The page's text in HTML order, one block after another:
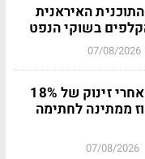
82 דולר: התוכנית האיראנית
בשוקי הנפט
07/08/2026
ברנט סביב 82 דולר אחרי זינוק של 18%
ממתינה לחתימה
07/08/2026